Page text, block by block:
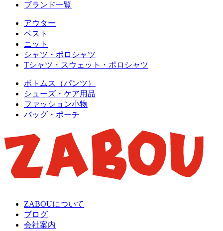
ブランド一覧
アウター
ベスト
ニット
シャツ・ポロシャツ
Tシャツ・スウェット・ポロシャツ
ボトムス（パンツ）
シューズ・ケア用品
ファッション小物
バッグ・ポーチ
ZABOUについて
ブログ
会社案内